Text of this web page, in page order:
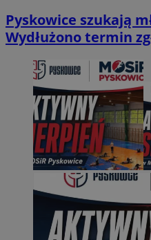
Pyskowice szukają
Wydłużono termin